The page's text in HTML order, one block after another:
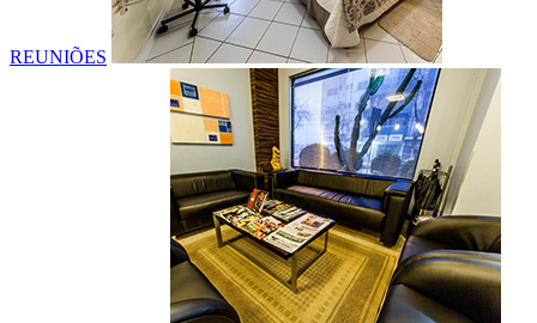
REUNIÕES